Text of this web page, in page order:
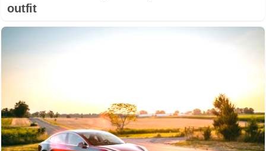
outfit